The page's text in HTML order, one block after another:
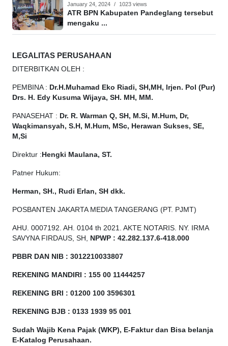
January 24, 2024 / 1023 views
ATR BPN Kabupaten Pandeglang tersebut
mengaku ...
LEGALITAS PERUSAHAAN
DITERBITKAN OLEH :
PEMBINA : Dr.H.Muhamad Eko Riadi, SH,MH, Irjen. Pol (Pur)
Drs. H. Edy Kusuma Wijaya, SH. MH, MM.
PANASEHAT : Dr. R. Warman Q, SH, M.Si, M.Hum, Dr,
Waqkimansyah, S.H, M.Hum, MSc, Herawan Sukses, SE,
M,Si
Direktur :Hengki Maulana, ST.
Patner Hukum:
Herman, SH., Rudi Erlan, SH dkk.
POSBANTEN JAKARTA MEDIA TANGERANG (PT. PJMT)
AHU. 0007192. AH. 0104 th 2021. AKTE NOTARIS. NY. IRMA
SAVYNA FIRDAUS, SH, NPWP : 42.282.137.6-418.000
PBBR DAN NIB : 3012210033807
REKENING MANDIRI : 155 00 11444257
REKENING BRI : 01200 100 3596301
REKENING BJB : 0133 1939 95 001
Sudah Wajib Kena Pajak (WKP), E-Faktur dan Bisa belanja
E-Katalog Perusahaan.